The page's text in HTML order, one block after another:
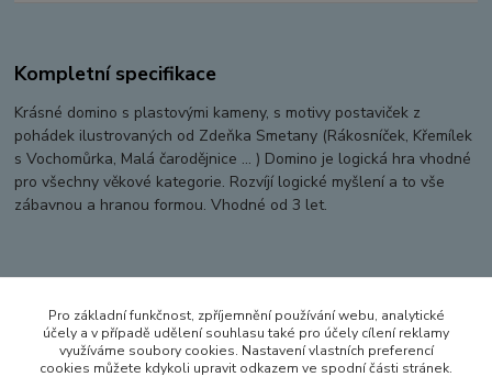
Kompletní specifikace
Krásné domino s plastovými kameny, s motivy postaviček z
pohádek ilustrovaných od Zdeňka Smetany (Rákosníček, Křemílek
s Vochomůrka, Malá čarodějnice ... ) Domino je logická hra vhodné
pro všechny věkové kategorie. Rozvíjí logické myšlení a to vše
zábavnou a hranou formou. Vhodné od 3 let.
Zboží zařazeno v kategoriích
HRY A HLAVOLAMY
CESTOVNÍ HRY
Pro základní funkčnost, zpříjemnění používání webu, analytické
účely a v případě udělení souhlasu také pro účely cílení reklamy
využíváme soubory cookies. Nastavení vlastních preferencí
cookies můžete kdykoli upravit odkazem ve spodní části stránek.